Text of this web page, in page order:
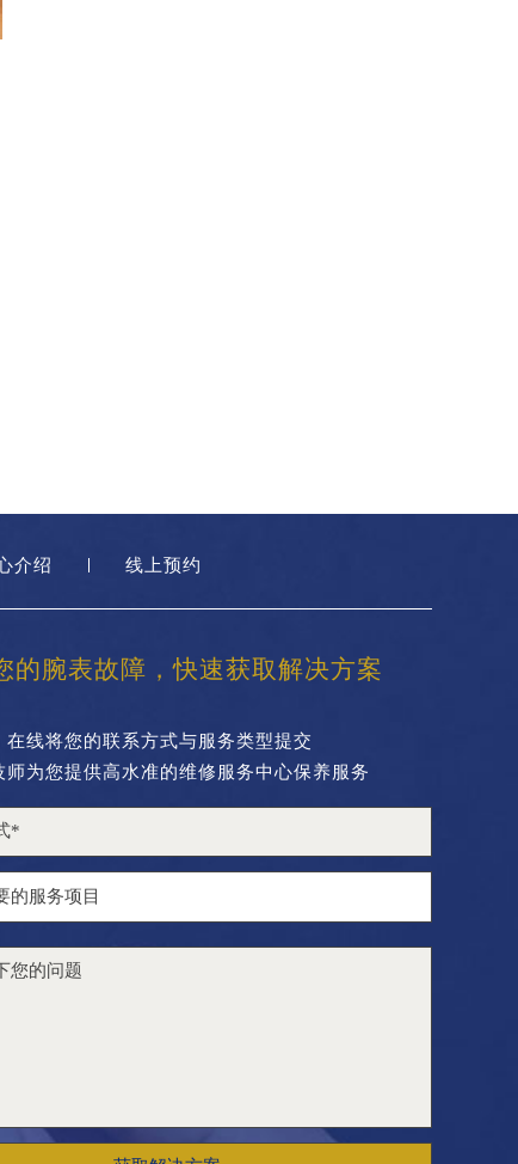
介绍 线上预约
的腕表故障，快速获取解决方案
在线将您的联系方式与服务类型提交
师为您提供高水准的维修服务中心保养服务